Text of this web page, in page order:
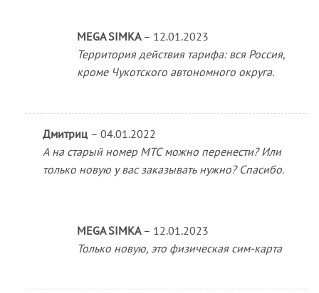
MEGA SIMKA – 12.01.2023
Территория действия тарифа: вся Россия,
кроме Чукотского автономного округа.
Дмитриц – 04.01.2022
А на старый номер МТС можно перенести? Или
только новую у вас заказывать нужно? Спасибо.
MEGA SIMKA – 12.01.2023
Только новую, это физическая сим-карта